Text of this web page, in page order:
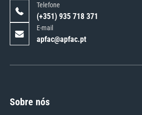
Telefone
(+351) 935 718 371
E-mail
apfac@apfac.pt
Sobre nós